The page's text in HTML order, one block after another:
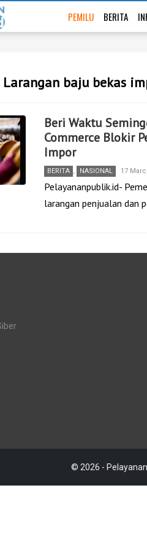
PEMILU BERITA
baju bekas
Beri Waktu
Commerce Blokir
Impor
BERITA , NASIONAL 17
Pelayananpublik.id-
larangan penjualan dan
© 2026 -